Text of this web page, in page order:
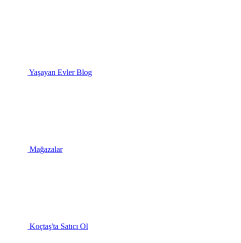
Yaşayan Evler Blog
Mağazalar
Koçtaş'ta Satıcı Ol